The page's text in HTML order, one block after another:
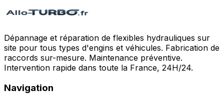
Dépannage et réparation de flexibles hydrauliques sur
site pour tous types d'engins et véhicules. Fabrication de
raccords sur-mesure. Maintenance préventive.
Intervention rapide dans toute la France, 24H/24.
Navigation